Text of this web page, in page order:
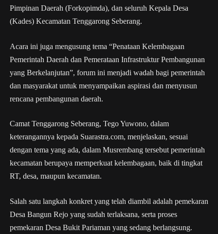
Pimpinan Daerah (Forkopimda), dan seluruh Kepala Desa
(Kades) Kecamatan Tenggarong Seberang.
Acara ini juga mengusung tema “Penataan Kelembagaan
Pemerintah Daerah dan Pemerataan Infrastruktur Pembangunan
yang Berkelanjutan”, forum ini menjadi wadah bagi pemerintah
dan masyarakat untuk menyampaikan aspirasi dan menyusun
rencana pembangunan daerah.
Camat Tenggarong Seberang, Tego Yuwono, dalam
keterangannya kepada Suarastra.com, menjelaskan, sesuai
dengan tema yang ada, dalam Musrembang tersebut pemerintah
kecamatan berupaya memperkuat kelembagaan, baik di tingkat
RT, desa, maupun kecamatan.
Salah satu langkah konkret yang telah diambil adalah pemekaran
Desa Bangun Rejo yang sudah terlaksana, serta proses
pemekaran Desa Bukit Pariaman yang sedang berlangsung.